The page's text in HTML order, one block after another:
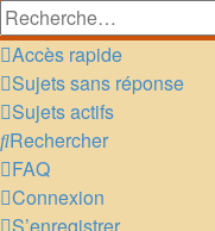
Accès rapide
Sujets sans réponse
Sujets actifs
Rechercher
FAQ
Connexion